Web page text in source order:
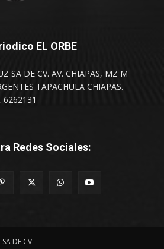
EL ORBE
SA DE CV. AV. CHIAPAS, MZ M
TAPACHULA CHIAPAS.
6262131
Redes Sociales:
DE CV